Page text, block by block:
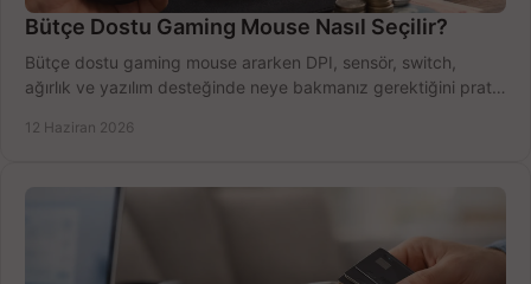
Bütçe Dostu Gaming Mouse Nasıl Seçilir?
Bütçe dostu gaming mouse ararken DPI, sensör, switch,
ağırlık ve yazılım desteğinde neye bakmanız gerektiğini pratik
12 Haziran 2026